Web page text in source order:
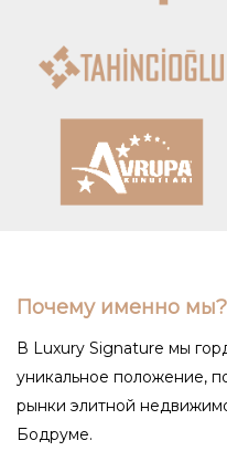
Почему именно мы?
В Luxury Signature мы
уникальное положение,
рынки элитной
Бодруме.